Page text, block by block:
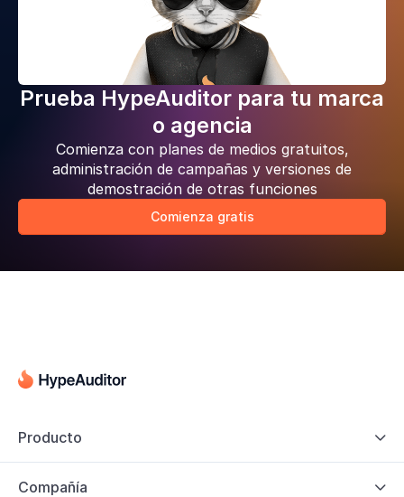
Prueba HypeAuditor para tu marca
o agencia
Comienza con planes de medios gratuitos,
administración de campañas y versiones de
demostración de otras funciones
Comienza gratis
Producto 
Compañía 